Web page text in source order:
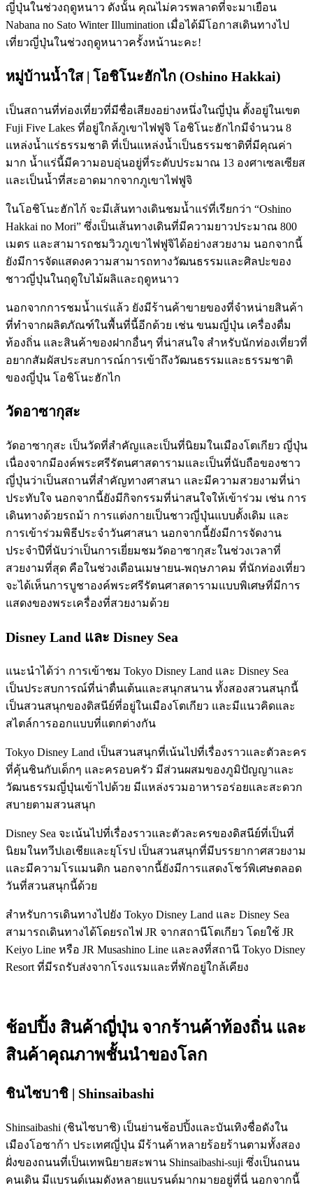
ญี่ปุ่นในช่วงฤดูหนาว ดังนั้น คุณไม่ควรพลาดที่จะมาเยือน
Nabana no Sato Winter Illumination เมื่อได้มีโอกาสเดินทางไป
เที่ยวญี่ปุ่นในช่วงฤดูหนาวครั้งหน้านะคะ!
หมู่บ้านน้ำใส | โอชิโนะฮักไก (Oshino Hakkai)
เป็นสถานที่ท่องเที่ยวที่มีชื่อเสียงอย่างหนึ่งในญี่ปุ่น ตั้งอยู่ในเขต
Fuji Five Lakes ที่อยู่ใกล้ภูเขาไฟฟูจิ โอชิโนะฮักไกมีจำนวน 8
แหล่งน้ำแร่ธรรมชาติ ที่เป็นแหล่งน้ำเป็นธรรมชาติที่มีคุณค่า
มาก น้ำแร่นี้มีความอบอุ่นอยู่ที่ระดับประมาณ 13 องศาเซลเซียส
และเป็นน้ำที่สะอาดมากจากภูเขาไฟฟูจิ
ในโอชิโนะฮักไก้ จะมีเส้นทางเดินชมน้ำแร่ที่เรียกว่า “Oshino
Hakkai no Mori” ซึ่งเป็นเส้นทางเดินที่มีความยาวประมาณ 800
เมตร และสามารถชมวิวภูเขาไฟฟูจิได้อย่างสวยงาม นอกจากนี้
ยังมีการจัดแสดงความสามารถทางวัฒนธรรมและศิลปะของ
ชาวญี่ปุ่นในฤดูใบไม้ผลิและฤดูหนาว
นอกจากการชมน้ำแร่แล้ว ยังมีร้านค้าขายของที่จำหน่ายสินค้า
ที่ทำจากผลิตภัณฑ์ในพื้นที่นี้อีกด้วย เช่น ขนมญี่ปุ่น เครื่องดื่ม
ท้องถิ่น และสินค้าของฝากอื่นๆ ที่น่าสนใจ สำหรับนักท่องเที่ยวที่
อยากสัมผัสประสบการณ์การเข้าถึงวัฒนธรรมและธรรมชาติ
ของญี่ปุ่น โอชิโนะฮักไก
วัดอาซากุสะ
วัดอาซากุสะ เป็นวัดที่สำคัญและเป็นที่นิยมในเมืองโตเกียว ญี่ปุ่น
เนื่องจากมีองค์พระศรีรัตนศาสดารามและเป็นที่นับถือของชาว
ญี่ปุ่นว่าเป็นสถานที่สำคัญทางศาสนา และมีความสวยงามที่น่า
ประทับใจ นอกจากนี้ยังมีกิจกรรมที่น่าสนใจให้เข้าร่วม เช่น การ
เดินทางด้วยรถม้า การแต่งกายเป็นชาวญี่ปุ่นแบบดั้งเดิม และ
การเข้าร่วมพิธีประจำวันศาสนา นอกจากนี้ยังมีการจัดงาน
ประจำปีที่นับว่าเป็นการเยี่ยมชมวัดอาซากุสะในช่วงเวลาที่
สวยงามที่สุด คือในช่วงเดือนเมษายน-พฤษภาคม ที่นักท่องเที่ยว
จะได้เห็นการบูชาองค์พระศรีรัตนศาสดารามแบบพิเศษที่มีการ
แสดงของพระเครื่องที่สวยงามด้วย
Disney Land และ Disney Sea
แนะนำได้ว่า การเข้าชม Tokyo Disney Land และ Disney Sea
เป็นประสบการณ์ที่น่าตื่นเต้นและสนุกสนาน ทั้งสองสวนสนุกนี้
เป็นสวนสนุกของดิสนีย์ที่อยู่ในเมืองโตเกียว และมีแนวคิดและ
สไตล์การออกแบบที่แตกต่างกัน
Tokyo Disney Land เป็นสวนสนุกที่เน้นไปที่เรื่องราวและตัวละคร
ที่คุ้นชินกับเด็กๆ และครอบครัว มีส่วนผสมของภูมิปัญญาและ
วัฒนธรรมญี่ปุ่นเข้าไปด้วย มีแหล่งรวมอาหารอร่อยและสะดวก
สบายตามสวนสนุก
Disney Sea จะเน้นไปที่เรื่องราวและตัวละครของดิสนีย์ที่เป็นที่
นิยมในทวีปเอเชียและยุโรป เป็นสวนสนุกที่มีบรรยากาศสวยงาม
และมีความโรแมนติก นอกจากนี้ยังมีการแสดงโชว์พิเศษตลอด
วันที่สวนสนุกนี้ด้วย
สำหรับการเดินทางไปยัง Tokyo Disney Land และ Disney Sea
สามารถเดินทางได้โดยรถไฟ JR จากสถานีโตเกียว โดยใช้ JR
Keiyo Line หรือ JR Musashino Line และลงที่สถานี Tokyo Disney
Resort ที่มีรถรับส่งจากโรงแรมและที่พักอยู่ใกล้เคียง
ช้อปปิ้ง สินค้าญี่ปุ่น จากร้านค้าท้องถิ่น และ
สินค้าคุณภาพชั้นนำของโลก
ชินไซบาชิ | Shinsaibashi
Shinsaibashi (ชินไซบาชิ) เป็นย่านช้อปปิ้งและบันเทิงชื่อดังใน
เมืองโอซาก้า ประเทศญี่ปุ่น มีร้านค้าหลายร้อยร้านตามทั้งสอง
ฝั่งของถนนที่เป็นเทพนิยายสะพาน Shinsaibashi-suji ซึ่งเป็นถนน
คนเดิน มีแบรนด์เนมดังหลายแบรนด์มากมายอยู่ที่นี่ นอกจากนี้